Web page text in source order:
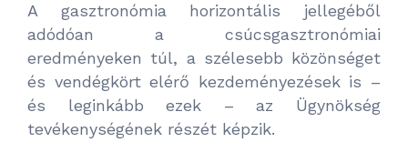
A gasztronómia horizontális jellegéből
adódóan a csúcsgasztronómiai
eredményeken túl, a szélesebb közönséget
és vendégkört elérő kezdeményezések is –
és leginkább ezek – az Ügynökség
tevékenységének részét képzik.